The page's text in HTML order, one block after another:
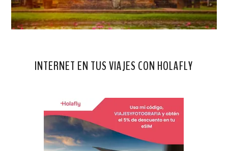
INTERNET EN TUS VIAJES CON HOLAFLY